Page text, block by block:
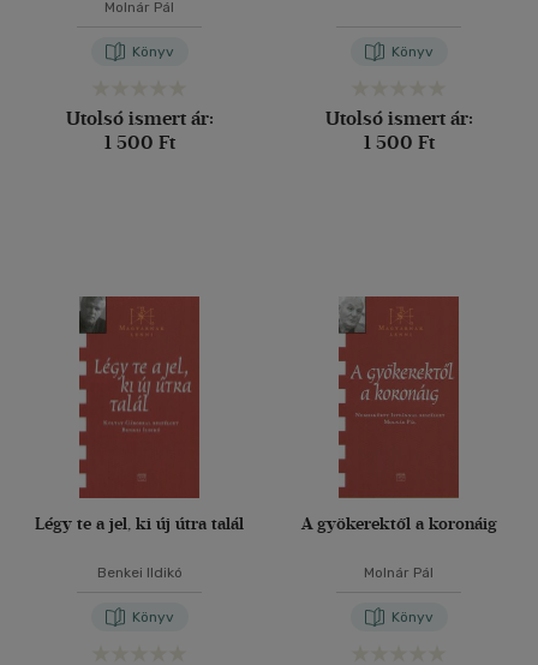
Molnár Pál
Könyv
Utolsó ismert ár:
1 500 Ft
Könyv
Utolsó ismert ár:
1 500 Ft
Légy te a jel, ki új útra talál
Benkei Ildikó
Könyv
A gyökerektől a koronáig
Molnár Pál
Könyv